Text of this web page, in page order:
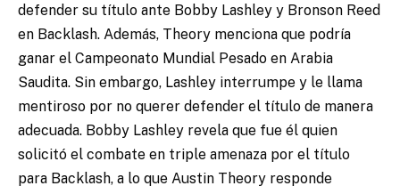
defender su título ante Bobby Lashley y Bronson Reed
en Backlash. Además, Theory menciona que podría
ganar el Campeonato Mundial Pesado en Arabia
Saudita. Sin embargo, Lashley interrumpe y le llama
mentiroso por no querer defender el título de manera
adecuada. Bobby Lashley revela que fue él quien
solicitó el combate en triple amenaza por el título
para Backlash, a lo que Austin Theory responde